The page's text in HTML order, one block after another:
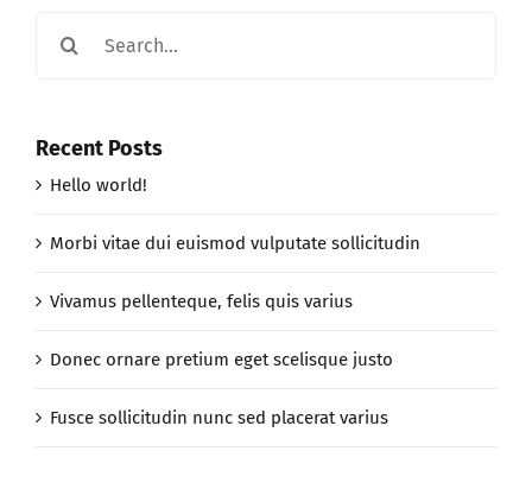
Recent Posts
Hello world!
Morbi vitae dui euismod vulputate sollicitudin
Vivamus pellenteque, felis quis varius
Donec ornare pretium eget scelisque justo
Fusce sollicitudin nunc sed placerat varius